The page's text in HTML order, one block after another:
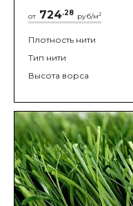
от 724.28 руб/м2
Плотность нити
Тип нити
Высота ворса